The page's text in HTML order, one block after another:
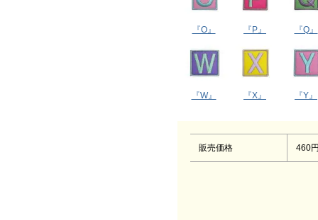
『O』 『P』 『Q』
『W』 『X』 『Y』
販売価格 460